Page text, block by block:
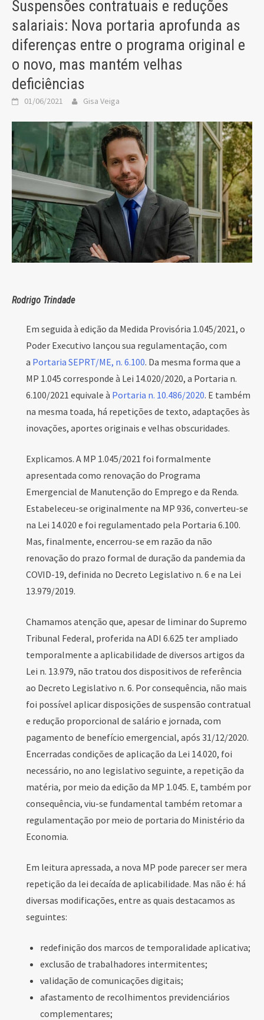
Suspensões contratuais e reduções
salariais: Nova portaria aprofunda as
diferenças entre o programa original e
o novo, mas mantém velhas
deficiências
01/06/2021 Gisa Veiga
Rodrigo Trindade
Em seguida à edição da Medida Provisória 1.045/2021, o
Poder Executivo lançou sua regulamentação, com
a Portaria SEPRT/ME, n. 6.100. Da mesma forma que a
MP 1.045 corresponde à Lei 14.020/2020, a Portaria n.
6.100/2021 equivale à Portaria n. 10.486/2020. E também
na mesma toada, há repetições de texto, adaptações às
inovações, aportes originais e velhas obscuridades.
Explicamos. A MP 1.045/2021 foi formalmente
apresentada como renovação do Programa
Emergencial de Manutenção do Emprego e da Renda.
Estabeleceu-se originalmente na MP 936, converteu-se
na Lei 14.020 e foi regulamentado pela Portaria 6.100.
Mas, finalmente, encerrou-se em razão da não
renovação do prazo formal de duração da pandemia da
COVID-19, definida no Decreto Legislativo n. 6 e na Lei
13.979/2019.
Chamamos atenção que, apesar de liminar do Supremo
Tribunal Federal, proferida na ADI 6.625 ter ampliado
temporalmente a aplicabilidade de diversos artigos da
Lei n. 13.979, não tratou dos dispositivos de referência
ao Decreto Legislativo n. 6. Por consequência, não mais
foi possível aplicar disposições de suspensão contratual
e redução proporcional de salário e jornada, com
pagamento de benefício emergencial, após 31/12/2020.
Encerradas condições de aplicação da Lei 14.020, foi
necessário, no ano legislativo seguinte, a repetição da
matéria, por meio da edição da MP 1.045. E, também por
consequência, viu-se fundamental também retomar a
regulamentação por meio de portaria do Ministério da
Economia.
Em leitura apressada, a nova MP pode parecer ser mera
repetição da lei decaída de aplicabilidade. Mas não é: há
diversas modificações, entre as quais destacamos as
seguintes:
redefinição dos marcos de temporalidade aplicativa;
exclusão de trabalhadores intermitentes;
validação de comunicações digitais;
afastamento de recolhimentos previdenciários
complementares;